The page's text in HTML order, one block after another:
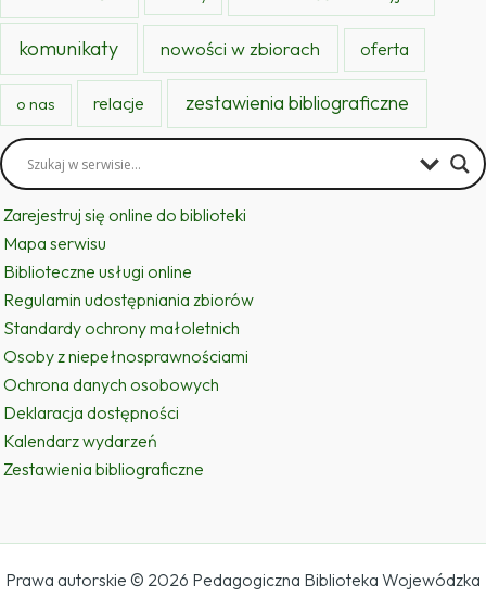
komunikaty nowości w zbiorach oferta
o nas relacje zestawienia bibliograficzne
Zarejestruj się online do biblioteki
Mapa serwisu
Biblioteczne usługi online
Regulamin udostępniania zbiorów
Standardy ochrony małoletnich
Osoby z niepełnosprawnościami
Ochrona danych osobowych
Deklaracja dostępności
Kalendarz wydarzeń
Zestawienia bibliograficzne
Prawa autorskie © 2026 Pedagogiczna Biblioteka Wojewódzka